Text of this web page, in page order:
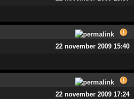
22 november 2009 15:40
22 november 2009 17:24